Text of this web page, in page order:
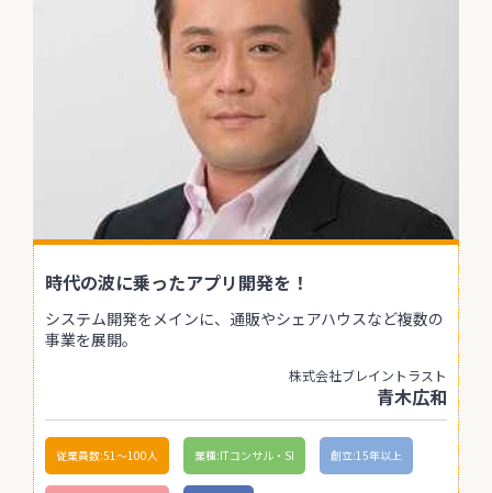
時代の波に乗ったアプリ開発を！
システム開発をメインに、通販やシェアハウスなど複数の
事業を展開。
株式会社ブレイントラスト
青木広和
従業員数:51〜100人 業種:ITコンサル・SI 創立:15年以上